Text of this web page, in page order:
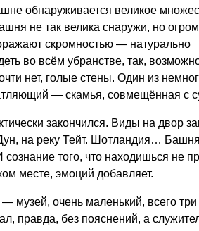
обнаруживается великое
не так велика снаружи, но
скромностью — натурально
во всём убранстве, так,
нет, голые стены. Один из
— скамья, совмещённая с
закончился. Виды на двор
на реку Тейт. Шотландия…
того, что находишься не
месте, эмоций добавляет.
музей, очень маленький, всего три
правда, без пояснений, а